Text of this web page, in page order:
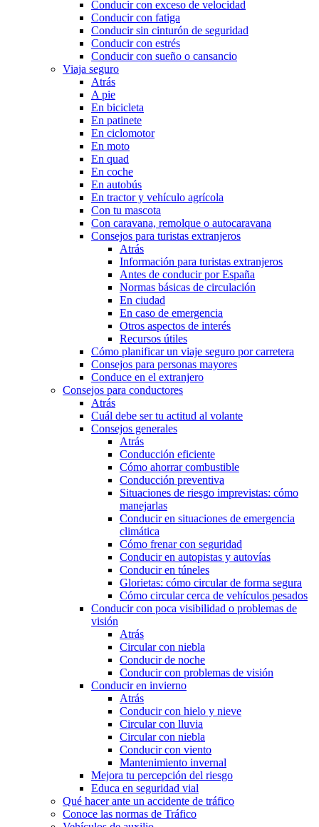
Conducir con exceso de velocidad
Conducir con fatiga
Conducir sin cinturón de seguridad
Conducir con estrés
Conducir con sueño o cansancio
Viaja seguro
Atrás
A pie
En bicicleta
En patinete
En ciclomotor
En moto
En quad
En coche
En autobús
En tractor y vehículo agrícola
Con tu mascota
Con caravana, remolque o autocaravana
Consejos para turistas extranjeros
Atrás
Información para turistas extranjeros
Antes de conducir por España
Normas básicas de circulación
En ciudad
En caso de emergencia
Otros aspectos de interés
Recursos útiles
Cómo planificar un viaje seguro por carretera
Consejos para personas mayores
Conduce en el extranjero
Consejos para conductores
Atrás
Cuál debe ser tu actitud al volante
Consejos generales
Atrás
Conducción eficiente
Cómo ahorrar combustible
Conducción preventiva
Situaciones de riesgo imprevistas: cómo
manejarlas
Conducir en situaciones de emergencia
climática
Cómo frenar con seguridad
Conducir en autopistas y autovías
Conducir en túneles
Glorietas: cómo circular de forma segura
Cómo circular cerca de vehículos pesados
Conducir con poca visibilidad o problemas de
visión
Atrás
Circular con niebla
Conducir de noche
Conducir con problemas de visión
Conducir en invierno
Atrás
Conducir con hielo y nieve
Circular con lluvia
Circular con niebla
Conducir con viento
Mantenimiento invernal
Mejora tu percepción del riesgo
Educa en seguridad vial
Qué hacer ante un accidente de tráfico
Conoce las normas de Tráfico